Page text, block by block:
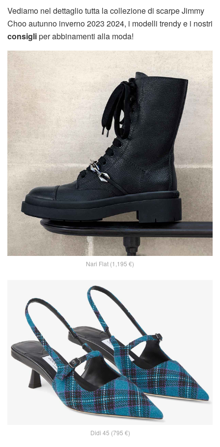
Vediamo nel dettaglio tutta la collezione di scarpe Jimmy
Choo autunno inverno 2023 2024, i modelli trendy e i nostri
consigliper abbinamenti alla moda!
Nari Flat (1,195 €)
Didi 45 (795 €)